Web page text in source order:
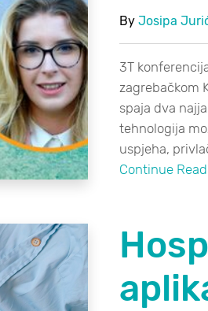
By Josipa
3T
zagrebačkom
spaja dva
tehnologija
uspjeha,
Continue